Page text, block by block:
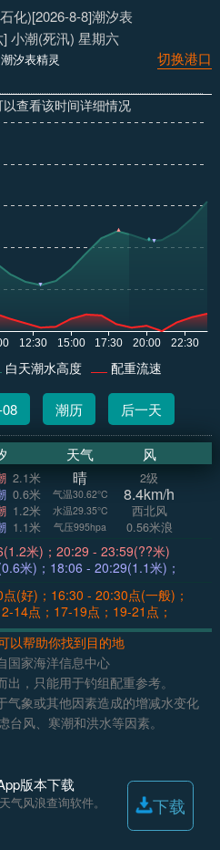
化)[2026-8-8]潮汐表
小潮(死汛) 星期六
切换港口
潮汐表精灵
查看该时间详细情况
白天潮水高度 配重流速
潮历 后一天
天气 风
2.1米
0.6米
1.2米
1.1米
晴
气温30.62°C
水温29.35°C
气压995hpa
2级
8.4km/h
西北风
0.56米浪
- 18:06(1.2米)；20:29 - 23:59(??米)
12:56(0.6米)；18:06 - 20:29(1.1米)；
(好)；16:30 - 20:30点(一般)；
14点；17-19点；19-21点；
以帮助你找到目的地
国家海洋信息中心
，只能用于钓组配重参考。
气象或其他因素造成的增减水变化
风、寒潮和洪水等因素。
版本下载
气风浪查询软件。 下载